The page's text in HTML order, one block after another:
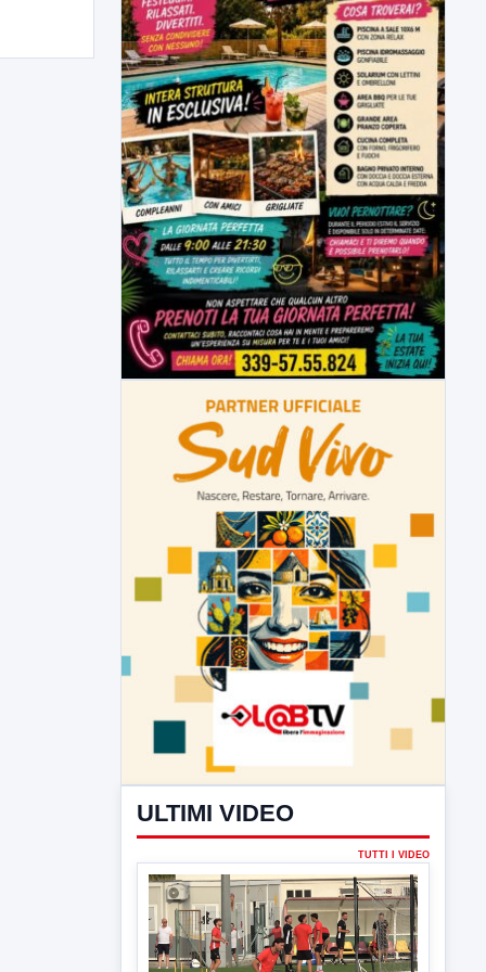
ULTIMI VIDEO
▶
7 AGOSTO 2026 SPORT BENEVENTO
Benevento Calcio: Le scelte di
Floro Flores per il debutto di Coppa
Italia